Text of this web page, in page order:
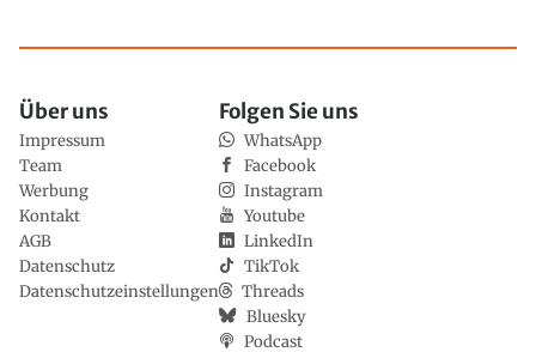
Über uns
Impressum
Team
Werbung
Kontakt
AGB
Datenschutz
Datenschutzeinstellungen
Folgen Sie uns
WhatsApp
Facebook
Instagram
Youtube
LinkedIn
TikTok
Threads
Bluesky
Podcast